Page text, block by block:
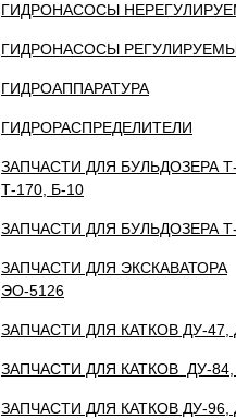
ГИДРОНАСОСЫ
ГИДРОНАСОСЫ
ГИДРОАППАРАТУРА
ГИДРОРАСПРЕДЕЛИТЕЛИ
ЗАПЧАСТИ ДЛЯ БУЛЬДОЗЕРА Т-
Т-170, Б-10
ЗАПЧАСТИ ДЛЯ БУЛЬДОЗЕРА
ЗАПЧАСТИ ДЛЯ ЭКСКАВАТОРА
ЭО-5126
ЗАПЧАСТИ ДЛЯ КАТКОВ ДУ-47,
ЗАПЧАСТИ ДЛЯ КАТКОВ ДУ-84,
ЗАПЧАСТИ ДЛЯ КАТКОВ ДУ-96,